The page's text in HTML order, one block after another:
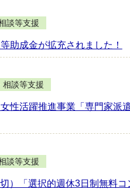
談等支援
助成金が拡充されました！
相談等支援
性活躍推進事業「専門家派
談等支援
）「選択的週休3日制無料